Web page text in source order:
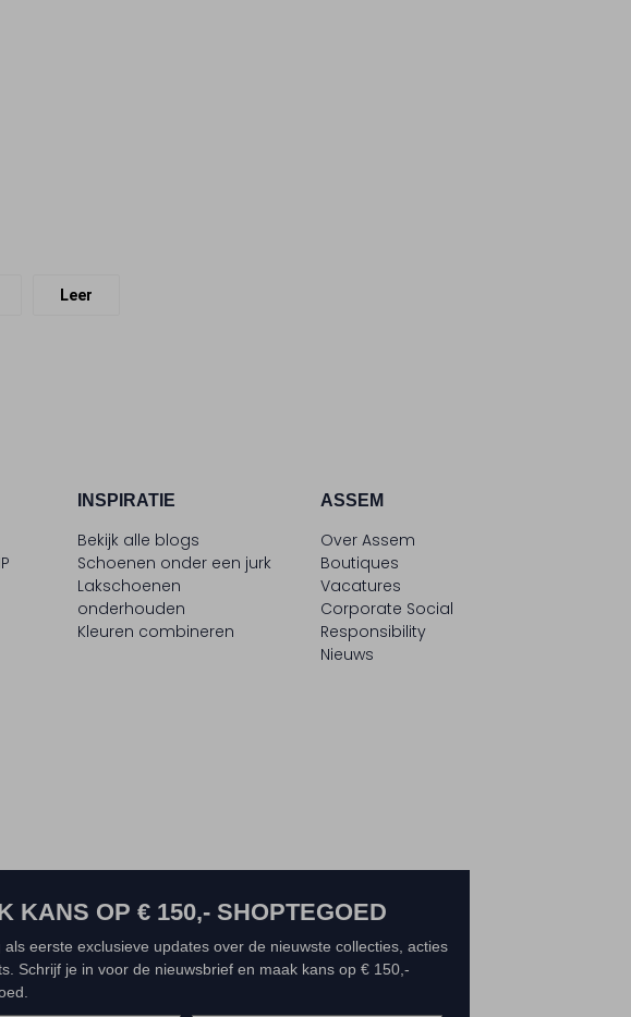
Leer
INSPIRATIE
Bekijk alle blogs
Schoenen onder een jurk
Lakschoenen
onderhouden
Kleuren combineren
ASSEM
Over Assem
Boutiques
Vacatures
Corporate Social
Responsibility
Nieuws
KANS OP € 150,- SHOPTEGOED
als eerste exclusieve updates over de nieuwste collecties, acties
Schrijf je in voor de nieuwsbrief en maak kans op € 150,-